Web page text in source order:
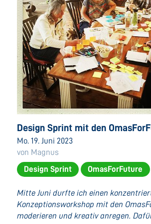
Design Sprint mit den
Mo. 19. Juni 2023
von Magnus
Design Sprint
OmasForFuture
Mitte Juni durfte ich einen
Konzeptionsworkshop mit den
moderieren und kreativ anregen.